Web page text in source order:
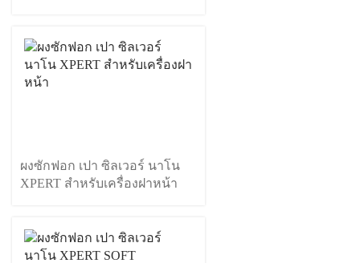
ผงซักฟอก เปา ซิลเวอร์ นาโน
XPERT สำหรับเครื่องฝาหน้า